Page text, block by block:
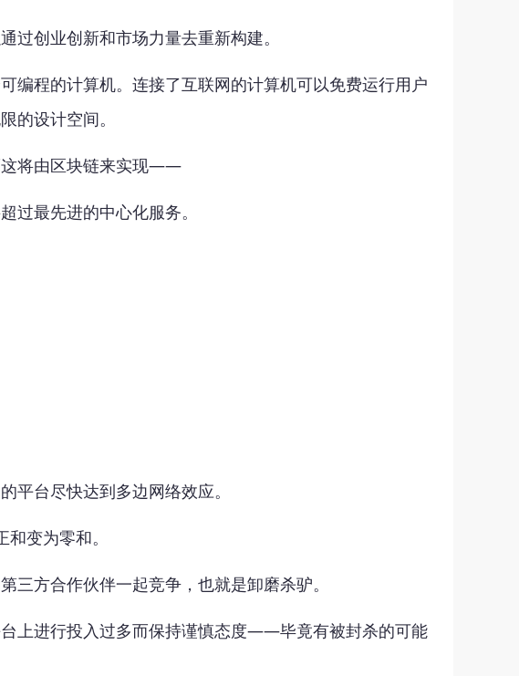
创业创新和市场力量去重新构建。
程的计算机。连接了互联网的计算机可以免费运行用户
的设计空间。
这将由区块链来实现——
过最先进的中心化服务。
平台尽快达到多边网络效应。
变为零和。
方合作伙伴一起竞争，也就是卸磨杀驴。
上进行投入过多而保持谨慎态度——毕竟有被封杀的可能